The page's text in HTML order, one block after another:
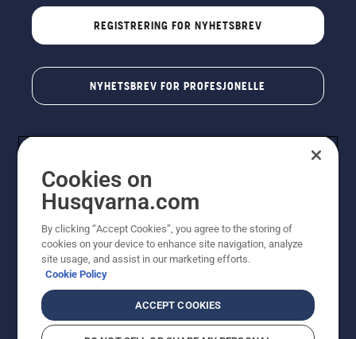
REGISTRERING FOR NYHETSBREV
NYHETSBREV FOR PROFESJONELLE
© Husqvarna AB (utgiver). Med enerett. Angitte priser
er veiledende priser. Alle oppgitte priser er veiledende
tilgjengelig for direkte kjøp.
PersonvernbetingelserImprint
Cookies on
Husqvarna.com
By clicking “Accept Cookies”, you agree to the storing of
cookies on your device to enhance site navigation, analyze
site usage, and assist in our marketing efforts.
Cookie Policy
ACCEPT COOKIES